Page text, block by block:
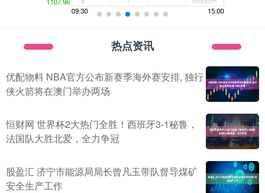
热点资讯
优配物料 NBA官方公布新赛季海外赛安排, 独行
侠火箭将在澳门举办两场
恒财网 世界杯2大热门全胜！西班牙3-1秘鲁，
法国队大胜北爱，全力争冠
股盈汇 济宁市能源局局长曾凡玉带队督导煤矿
安全生产工作